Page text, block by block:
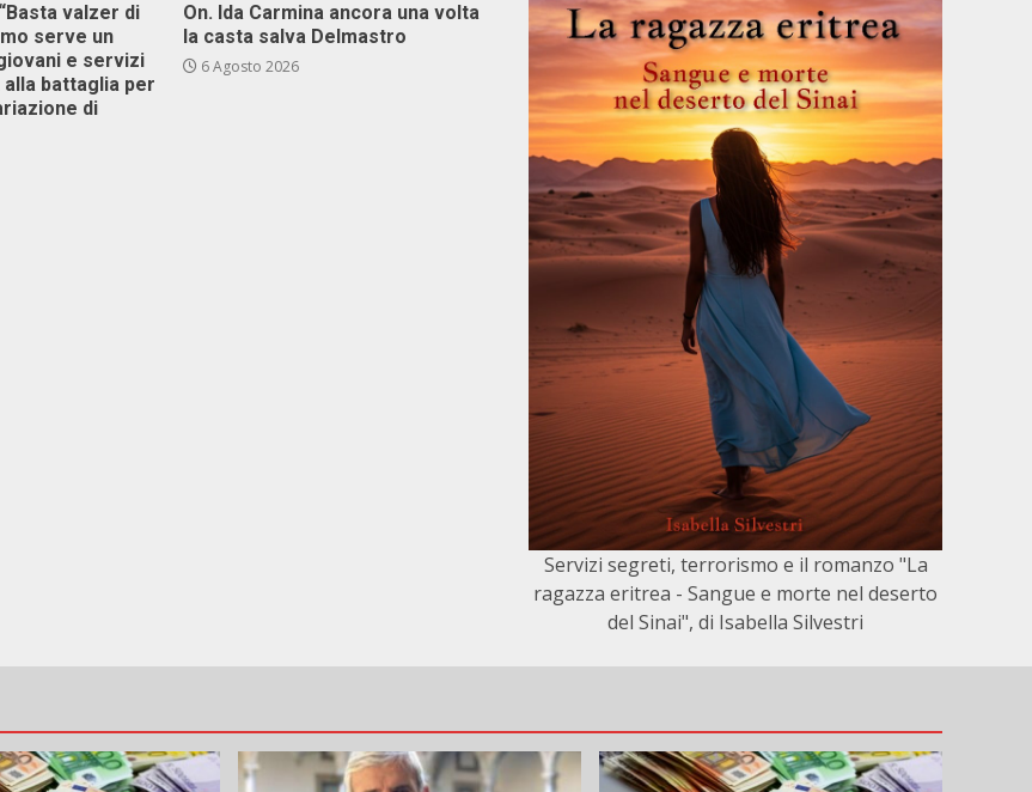
valzer di
serve un
e servizi
battaglia per
di
On. Ida Carmina ancora una volta
la casta salva Delmastro
6 Agosto 2026
Servizi segreti, terrorismo e il romanzo "La
ragazza eritrea - Sangue e morte nel deserto
del Sinai", di Isabella Silvestri